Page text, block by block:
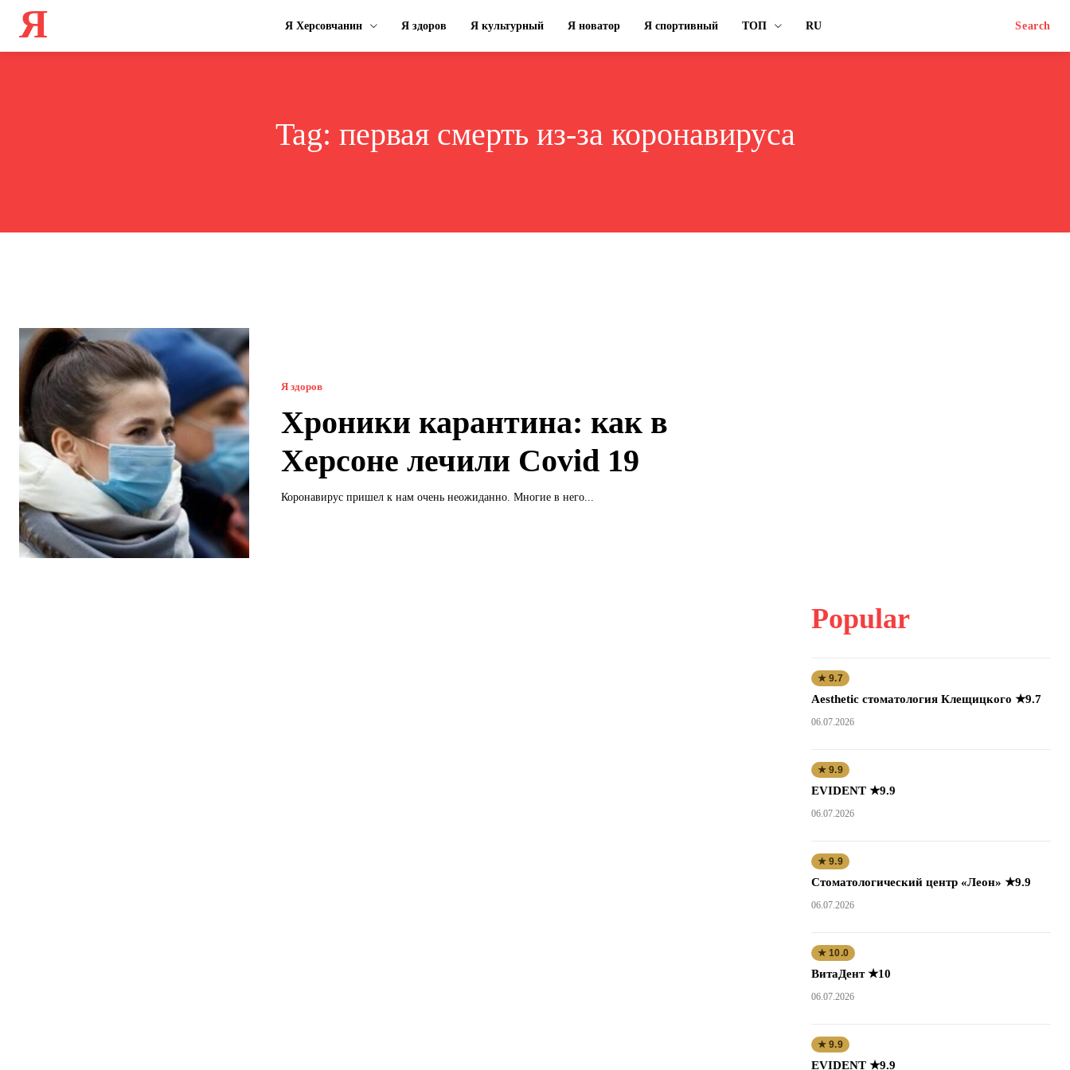
Я Я Херсовчанин Я здоров Я культурный Я новатор Я спортивный ТОП RU Search
Tag: первая смерть из-за коронавируса
Я здоров
Хроники карантина: как в
Херсоне лечили Covid 19
Коронавирус пришел к нам очень неожиданно. Многие в него...
Popular
★ 9.7
Aesthetic стоматология Клещицкого ★9.7
06.07.2026
★ 9.9
EVIDENT ★9.9
06.07.2026
★ 9.9
Стоматологический центр «Леон» ★9.9
06.07.2026
★ 10.0
ВитаДент ★10
06.07.2026
★ 9.9
EVIDENT ★9.9